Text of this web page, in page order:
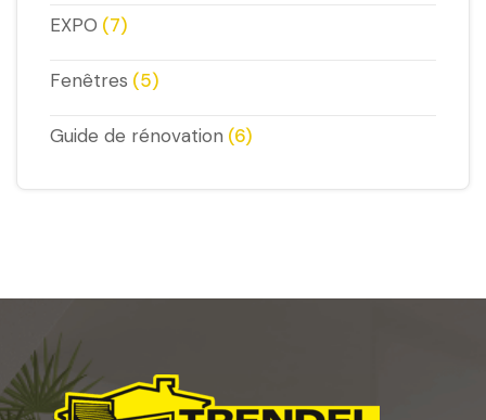
EXPO (7)
Fenêtres (5)
Guide de rénovation (6)